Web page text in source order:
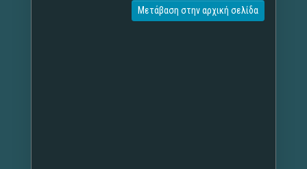
Μετάβαση στην αρχική σελίδα